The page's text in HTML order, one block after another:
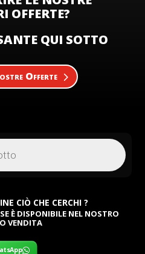
OFFERTE?
QUI SOTTO
Offerte
CIÒ CHE CERCHI ?
È DISPONIBILE NEL NOSTRO
VENDITA